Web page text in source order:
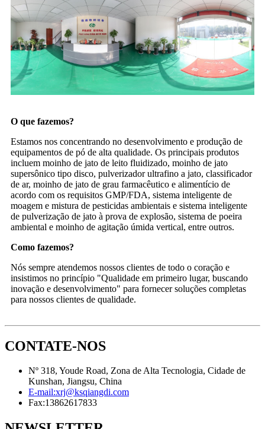
O que fazemos?
Estamos nos concentrando no desenvolvimento e produção de
equipamentos de pó de alta qualidade. Os principais produtos
incluem moinho de jato de leito fluidizado, moinho de jato
supersônico tipo disco, pulverizador ultrafino a jato, classificador
de ar, moinho de jato de grau farmacêutico e alimentício de
acordo com os requisitos GMP/FDA, sistema inteligente de
moagem e mistura de pesticidas ambientais e sistema inteligente
de pulverização de jato à prova de explosão, sistema de poeira
ambiental e moinho de agitação úmida vertical, entre outros.
Como fazemos?
Nós sempre atendemos nossos clientes de todo o coração e
insistimos no princípio "Qualidade em primeiro lugar, buscando
inovação e desenvolvimento" para fornecer soluções completas
para nossos clientes de qualidade.
CONTATE-NOS
Nº 318, Youde Road, Zona de Alta Tecnologia, Cidade de
Kunshan, Jiangsu, China
E-mail:xrj@ksqiangdi.com
Fax:13862617833